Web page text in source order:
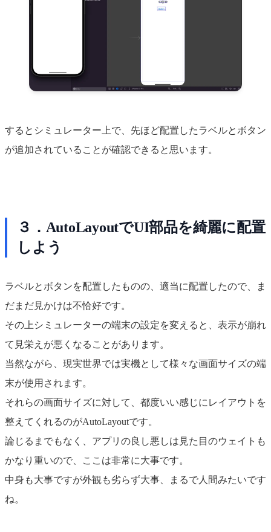
するとシミュレーター上で、先ほど配置したラベルとボタン
が追加されていることが確認できると思います。
３．AutoLayoutでUI部品を綺麗に配置
しよう
ラベルとボタンを配置したものの、適当に配置したので、ま
だまだ見かけは不恰好です。
その上シミュレーターの端末の設定を変えると、表示が崩れ
て見栄えが悪くなることがあります。
当然ながら、現実世界では実機として様々な画面サイズの端
末が使用されます。
それらの画面サイズに対して、都度いい感じにレイアウトを
整えてくれるのがAutoLayoutです。
論じるまでもなく、アプリの良し悪しは見た目のウェイトも
かなり重いので、ここは非常に大事です。
中身も大事ですが外観も劣らず大事、まるで人間みたいです
ね。